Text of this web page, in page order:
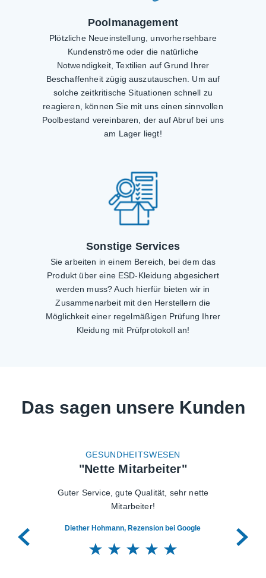
Poolmanagement
Plötzliche Neueinstellung, unvorhersehbare
Kundenströme oder die natürliche
Notwendigkeit, Textilien auf Grund Ihrer
Beschaffenheit zügig auszutauschen. Um auf
solche zeitkritische Situationen schnell zu
reagieren, können Sie mit uns einen sinnvollen
Poolbestand vereinbaren, der auf Abruf bei uns
am Lager liegt!
Sonstige Services
Sie arbeiten in einem Bereich, bei dem das
Produkt über eine ESD-Kleidung abgesichert
werden muss? Auch hierfür bieten wir in
Zusammenarbeit mit den Herstellern die
Möglichkeit einer regelmäßigen Prüfung Ihrer
Kleidung mit Prüfprotokoll an!
Das sagen unsere Kunden
GESUNDHEITSWESEN
"Nette Mitarbeiter"
Guter Service, gute Qualität, sehr nette
Mitarbeiter!
Diether Hohmann, Rezension bei Google